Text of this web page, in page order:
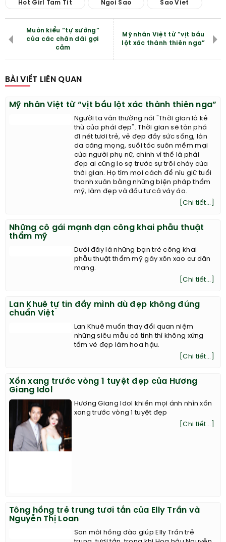
Hot Girl Tam Tit Ngoi Sao Sao Viet
Muôn kiểu “tự sướng”
của các chân dài gợi
cảm
Mỹ nhân Việt từ “vịt bầu
lột xác thành thiên nga”
BÀI VIẾT LIÊN QUAN
Mỹ nhân Việt từ “vịt bầu lột xác thành thiên nga”
Người ta vẫn thường nói "Thời gian là kẻ
thù của phái đẹp". Thời gian sẽ tàn phá
đi nét tươi trẻ, vẻ đẹp đầy sức sống, làn
da căng mọng, suối tóc suôn mềm mại
của người phụ nữ, chính vì thế là phái
đẹp ai cũng lo sợ trước sự trôi chảy của
thời gian. Họ tìm mọi cách để níu giữ tuổi
thanh xuân bằng những biện pháp thẩm
mỹ, làm đẹp và đầu tư cả váy áo.
[Chi tiết...]
Những cô gái mạnh dạn công khai phẫu thuật
thẩm mỹ
Dưới đây là những bạn trẻ công khai
phẫu thuật thẩm mỹ gây xôn xao cư dân
mạng.
[Chi tiết...]
Lan Khuê tự tin đầy mình dù đẹp không đúng
chuẩn Việt
Lan Khuê muốn thay đổi quan niệm
những siêu mẫu cá tính thì không xứng
tầm vẻ đẹp làm hoa hậu.
[Chi tiết...]
Xốn xang trước vòng 1 tuyệt đẹp của Hương
Giang Idol
Hương Giang Idol khiến mọi ánh nhìn xốn
xang trước vòng 1 tuyệt đẹp
[Chi tiết...]
Tông hồng trẻ trung tươi tắn của Elly Trần và
Nguyễn Thị Loan
Son môi hồng đào giúp Elly Trần trẻ